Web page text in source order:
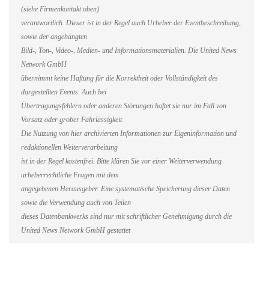
(siehe Firmenkontakt oben)
verantwortlich. Dieser ist in der Regel auch Urheber der Eventbeschreibung,
sowie der angehängten
Bild-, Ton-, Video-, Medien- und Informationsmaterialien. Die United News
Network GmbH
übernimmt keine Haftung für die Korrektheit oder Vollständigkeit des
dargestellten Events. Auch bei
Übertragungsfehlern oder anderen Störungen haftet sie nur im Fall von
Vorsatz oder grober Fahrlässigkeit.
Die Nutzung von hier archivierten Informationen zur Eigeninformation und
redaktionellen Weiterverarbeitung
ist in der Regel kostenfrei. Bitte klären Sie vor einer Weiterverwendung
urheberrechtliche Fragen mit dem
angegebenen Herausgeber. Eine systematische Speicherung dieser Daten
sowie die Verwendung auch von Teilen
dieses Datenbankwerks sind nur mit schriftlicher Genehmigung durch die
United News Network GmbH gestattet